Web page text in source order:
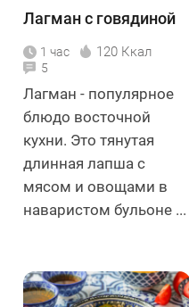
Лагман с говядиной
1 час 120 Ккал
5
Лагман - популярное
блюдо восточной
кухни. Это тянутая
длинная лапша с
мясом и овощами в
наваристом бульоне ...